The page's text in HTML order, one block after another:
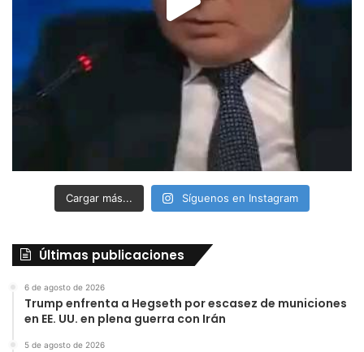
Cargar más... Síguenos en Instagram
Últimas publicaciones
6 de agosto de 2026
Trump enfrenta a Hegseth por escasez de municiones
en EE. UU. en plena guerra con Irán
5 de agosto de 2026